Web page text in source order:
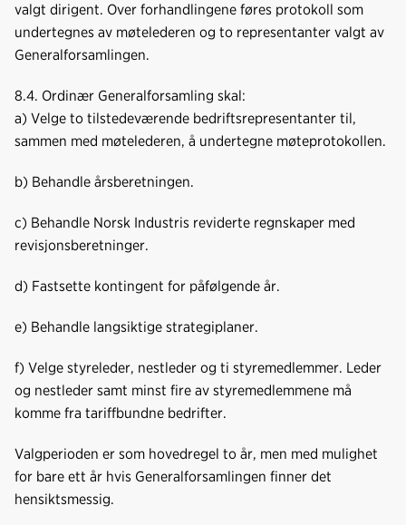
valgt dirigent. Over forhandlingene føres protokoll som
undertegnes av møtelederen og to representanter valgt av
Generalforsamlingen.
8.4. Ordinær Generalforsamling skal:
a) Velge to tilstedeværende bedriftsrepresentanter til,
sammen med møtelederen, å undertegne møteprotokollen.
b) Behandle årsberetningen.
c) Behandle Norsk Industris reviderte regnskaper med
revisjonsberetninger.
d) Fastsette kontingent for påfølgende år.
e) Behandle langsiktige strategiplaner.
f) Velge styreleder, nestleder og ti styremedlemmer. Leder
og nestleder samt minst fire av styremedlemmene må
komme fra tariffbundne bedrifter.
Valgperioden er som hovedregel to år, men med mulighet
for bare ett år hvis Generalforsamlingen finner det
hensiktsmessig.